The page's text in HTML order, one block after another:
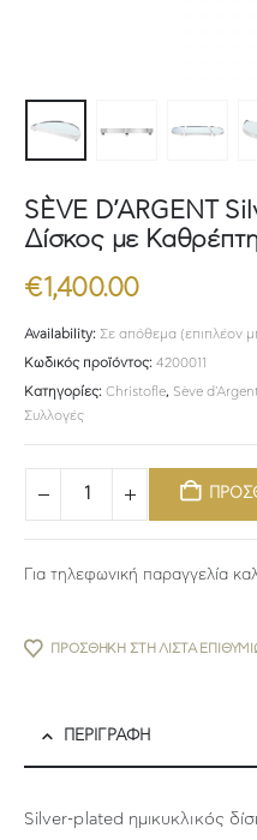
SÈVE D’ARGENT
Δίσκος με
€1,400.00
Availability: Σε απόθεμα (επιπλέον
Κωδικός προϊόντος: 4200011
Κατηγορίες: Christofle, Sève
Συλλογές
Για τηλεφωνική παραγγελία
ΠΡΟΣΘΉΚΗ ΣΤΗ ΛΊΣΤΑ
ΠΕΡΙΓΡΑΦΉ
Silver-plated ημικυκλικός